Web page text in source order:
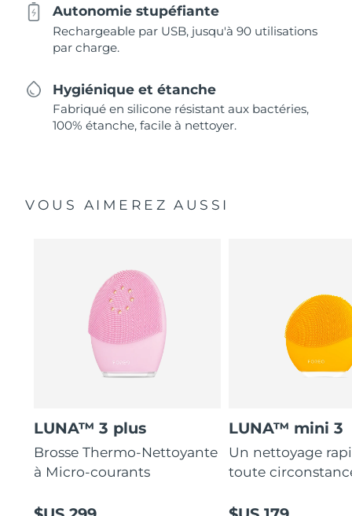
Autonomie stupéfiante
Rechargeable par USB, jusqu'à 90 utilisations
par charge.
Hygiénique et étanche
Fabriqué en silicone résistant aux bactéries,
100% étanche, facile à nettoyer.
VOUS AIMEREZ AUSSI
LUNA™ 3 plus
Brosse Thermo-Nettoyante
à Micro-courants
LUNA™ mini 3
Un nettoyage
toute